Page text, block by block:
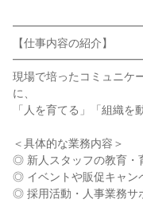
【仕事内容の紹介】
現場で培ったコミュニケ
に、
「人を育てる」「組織を
＜具体的な業務内容＞
◎ 新人スタッフの教育・
◎ イベントや販促キャン
◎ 採用活動・人事業務サ